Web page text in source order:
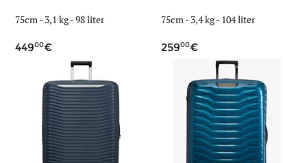
75cm - 3,1 kg-98 liter
44900
75cm - 3,4 kg- 104 liter
25900